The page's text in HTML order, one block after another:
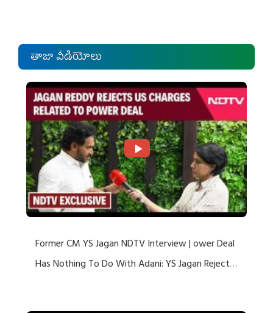
తాజా వీడియోలు
Former CM YS Jagan NDTV Interview | ower Deal
Has Nothing To Do With Adani: YS Jagan Rejects